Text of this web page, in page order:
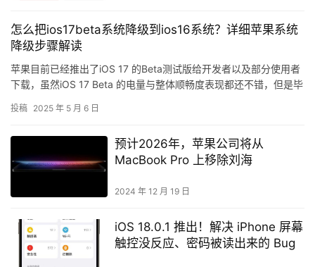
怎么把ios17beta系统降级到ios16系统？详细苹果系统
降级步骤解读
苹果目前已经推出了iOS 17 的Beta测试版给开发者以及部分使用者
下载，虽然iOS 17 Beta 的电量与整体顺畅度表现都还不错，但是毕
投稿 2025 年 5 月 6 日
预计2026年，苹果公司将从
MacBook Pro 上移除刘海
2024 年 12 月 19 日
iOS 18.0.1 推出！解决 iPhone 屏幕
触控没反应、密码被读出来的 Bug